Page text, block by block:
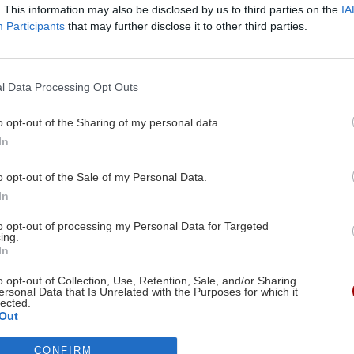
This information may also be disclosed by us to third parties on the
Participants that may further disclose it to other third parties.
Data Processing Opt Outs
opt-out of the Sharing of my personal data.
opt-out of the Sale of my Personal Data.
opt-out of processing my Personal Data for Targeted
opt-out of Collection, Use, Retention, Sale, and/or Sharing
Data that Is Unrelated with the Purposes for which it
CONFIRM
προς τα πάνω τις
Ρεκόρ στην τιμή του
Φόβοι ότι ο εσπρέσο
Η τιμή καταγράφει
φόρων
μετά την ψήφιση
Αιφνιδιαστικές
Πανελλήνιος